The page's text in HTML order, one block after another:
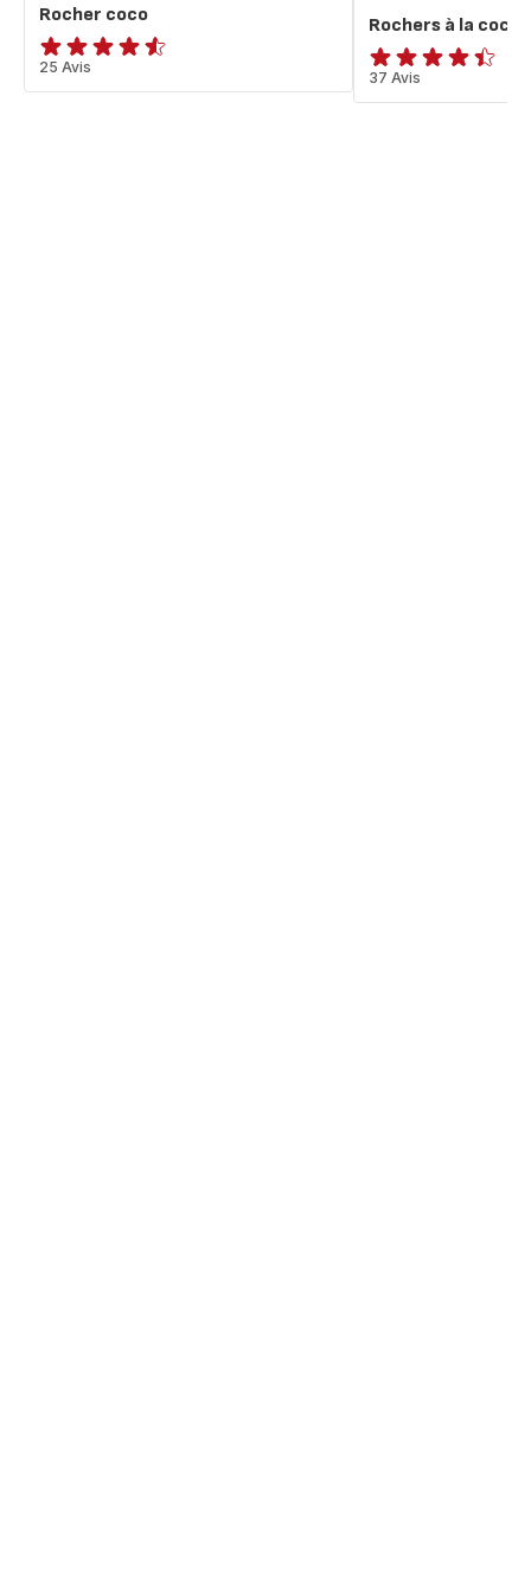
Rocher coco
ratings.4.5
25 Avis
Rochers à la coco
ratings.4.4
37 Avis